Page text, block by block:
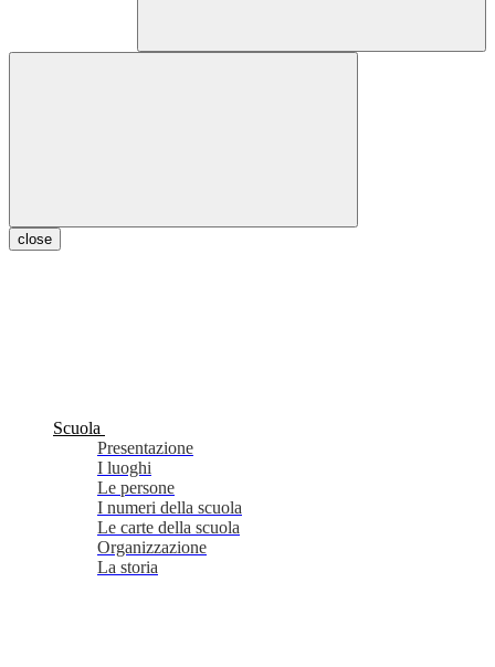
close
Scuola
Presentazione
I luoghi
Le persone
I numeri della scuola
Le carte della scuola
Organizzazione
La storia